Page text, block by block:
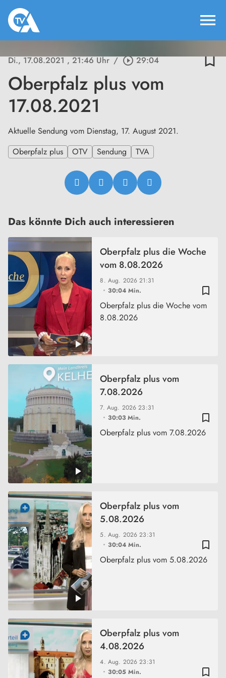
menu
Di., 17.08.2021, 21:46 Uhr / play_circle_outline29:04 bookmark_border
Oberpfalz plus vom
17.08.2021
Aktuelle Sendung vom Dienstag, 17. August 2021.
Oberpfalz plus
OTV Sendung TVA
Das könnte Dich auch interessieren
bookmark_border
8. Aug. 202621:31
30:04 Min.
Oberpfalz plus die Woche
vom 8.08.2026
Oberpfalz plus die Woche vom
8.08.2026
bookmark_border
7. Aug. 202623:31
30:03 Min.
Oberpfalz plus vom
7.08.2026
Oberpfalz plus vom 7.08.2026
bookmark_border
5. Aug. 202623:31
30:04 Min.
Oberpfalz plus vom
5.08.2026
Oberpfalz plus vom 5.08.2026
bookmark_border
4. Aug. 202623:31
30:05 Min.
Oberpfalz plus vom
4.08.2026